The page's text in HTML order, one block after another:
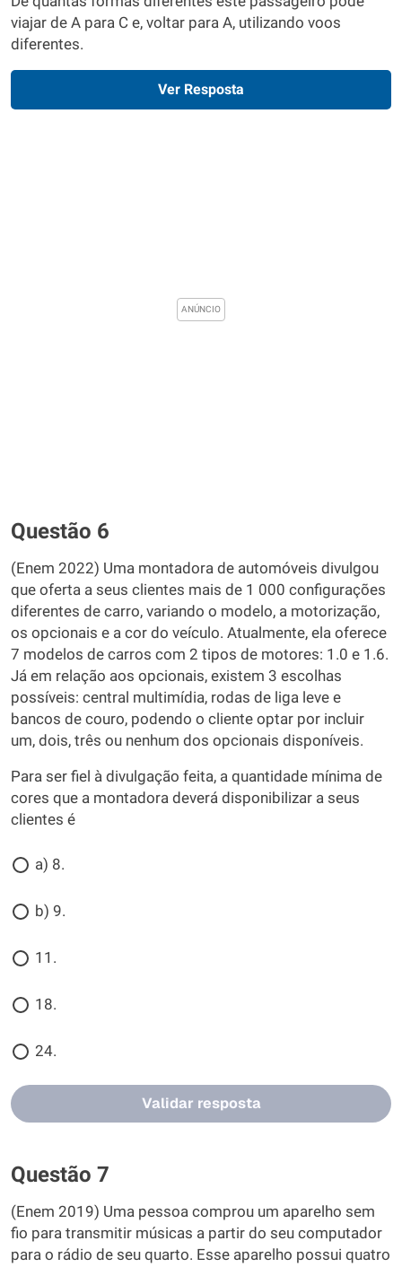
viajar de A para C e, voltar para A, utilizando voos
diferentes.
Ver Resposta
Questão 6
(Enem 2022) Uma montadora de automóveis divulgou
que oferta a seus clientes mais de 1 000 configurações
diferentes de carro, variando o modelo, a motorização,
os opcionais e a cor do veículo. Atualmente, ela oferece
7 modelos de carros com 2 tipos de motores: 1.0 e 1.6.
Já em relação aos opcionais, existem 3 escolhas
possíveis: central multimídia, rodas de liga leve e
bancos de couro, podendo o cliente optar por incluir
um, dois, três ou nenhum dos opcionais disponíveis.
Para ser fiel à divulgação feita, a quantidade mínima de
cores que a montadora deverá disponibilizar a seus
clientes é
a) 8.
b) 9.
11.
18.
24.
Validar resposta
Questão 7
(Enem 2019) Uma pessoa comprou um aparelho sem
fio para transmitir músicas a partir do seu computador
para o rádio de seu quarto. Esse aparelho possui quatro